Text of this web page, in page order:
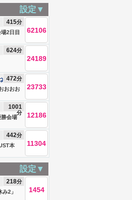
設定▼
2日目
415分
62106
624分
24189
おおお
472分
23733
会場
、恭ち
1001
分 12186
本
す男
442分
11304
設定▼
2」
218分
1454